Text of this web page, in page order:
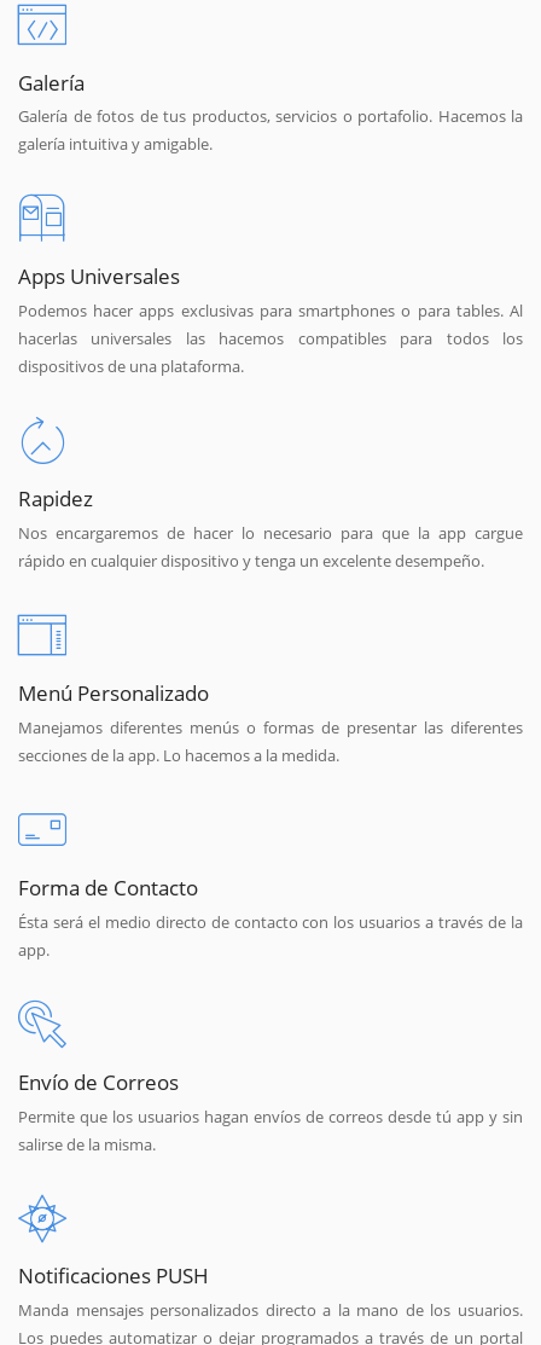
Galería
Galería de fotos de tus productos, servicios o portafolio. Hacemos la
galería intuitiva y amigable.
Apps Universales
Podemos hacer apps exclusivas para smartphones o para tables. Al
hacerlas universales las hacemos compatibles para todos los
dispositivos de una plataforma.
Rapidez
Nos encargaremos de hacer lo necesario para que la app cargue
rápido en cualquier dispositivo y tenga un excelente desempeño.
Menú Personalizado
Manejamos diferentes menús o formas de presentar las diferentes
secciones de la app. Lo hacemos a la medida.
Forma de Contacto
Ésta será el medio directo de contacto con los usuarios a través de la
app.
Envío de Correos
Permite que los usuarios hagan envíos de correos desde tú app y sin
salirse de la misma.
Notificaciones PUSH
Manda mensajes personalizados directo a la mano de los usuarios.
Los puedes automatizar o dejar programados a través de un portal